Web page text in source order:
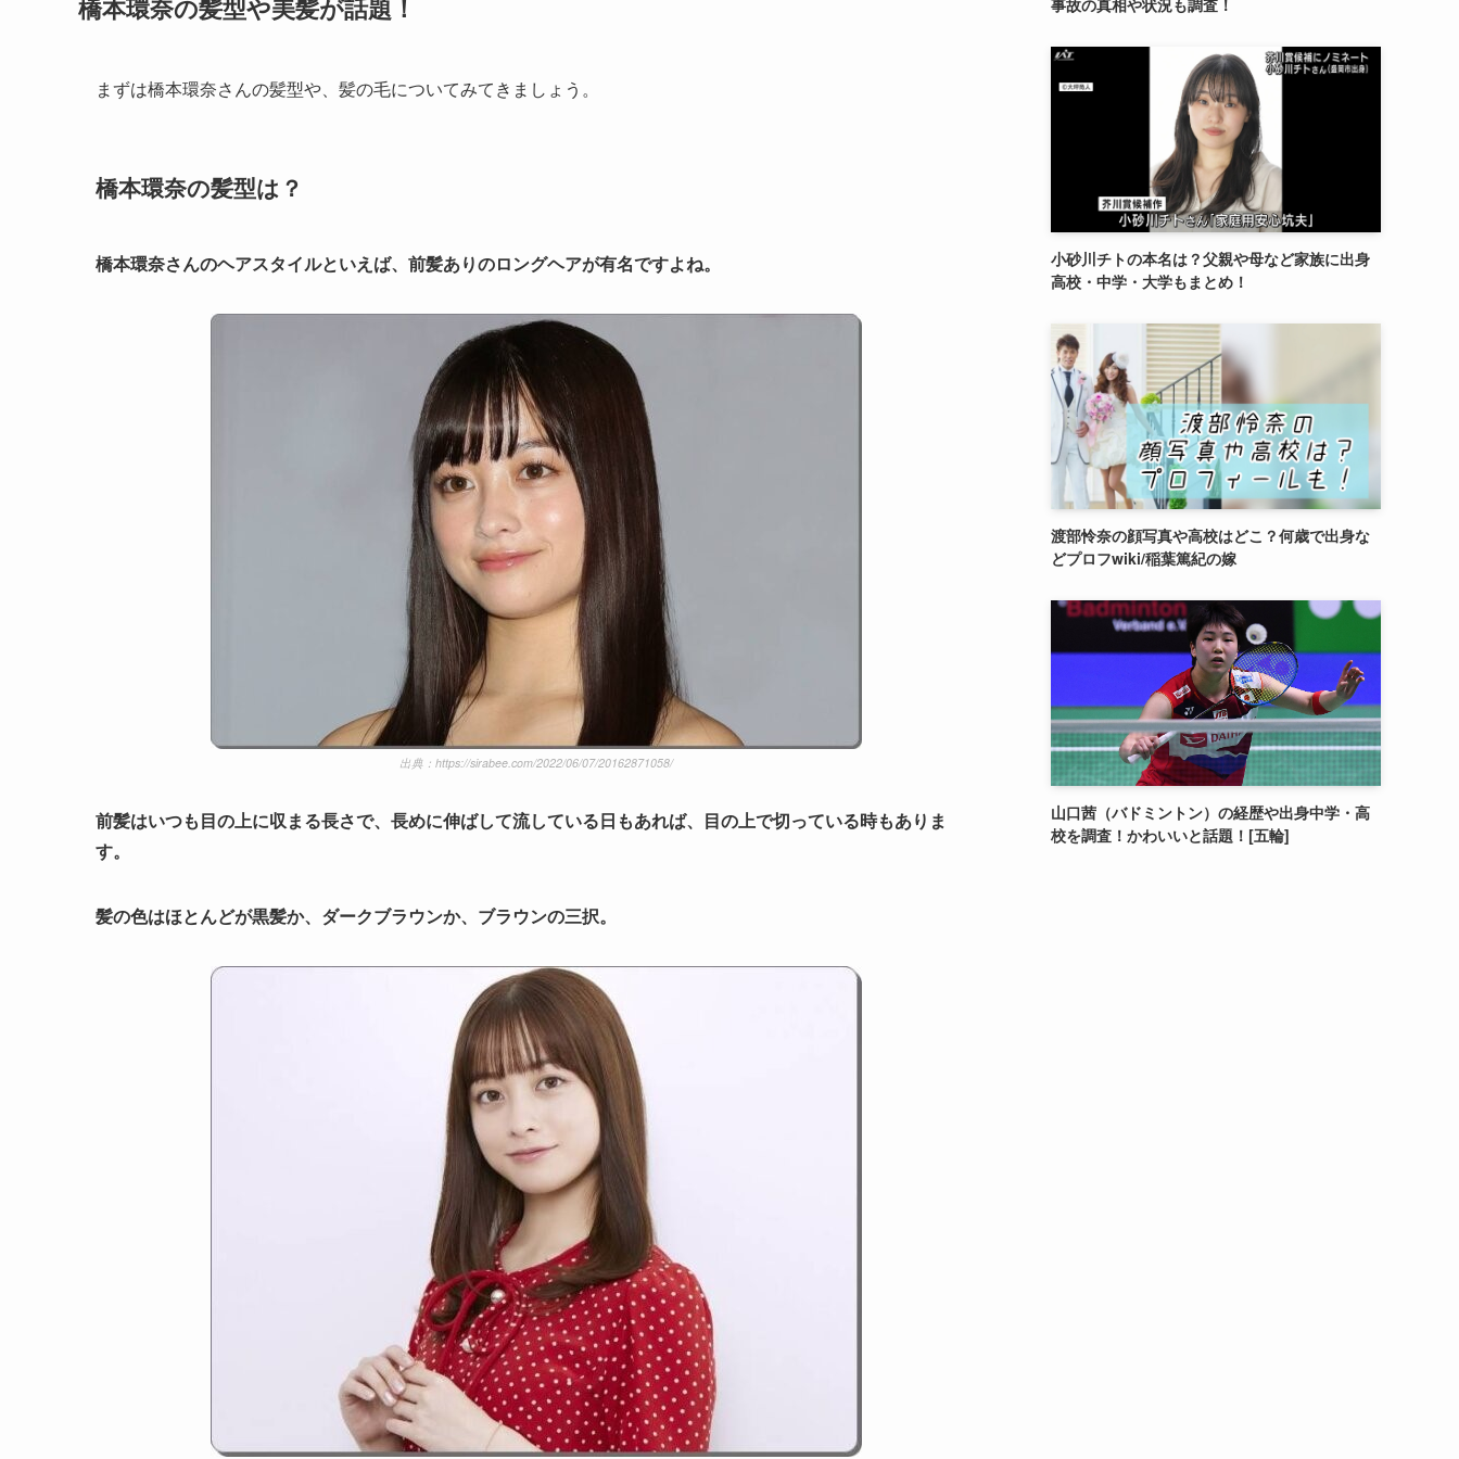
橋本環奈の髪型や美髪が話題！
まずは橋本環奈さんの髪型や、髪の毛についてみてきましょう。
橋本環奈の髪型は？
橋本環奈さんのヘアスタイルといえば、前髪ありのロングヘアが有名ですよね。
出典：https://sirabee.com/2022/06/07/20162871058/
前髪はいつも目の上に収まる長さで、長めに伸ばして流している日もあれば、目の上で切っている時もありま
す。
髪の色はほとんどが黒髪か、ダークブラウンか、ブラウンの三択。
小砂川チトの本名は？父親や母など家族に出身
高校・中学・大学もまとめ！
渡部怜奈の顔写真や高校はどこ？何歳で出身な
どプロフwiki/稲葉篤紀の嫁
山口茜（バドミントン）の経歴や出身中学・高
校を調査！かわいいと話題！[五輪]